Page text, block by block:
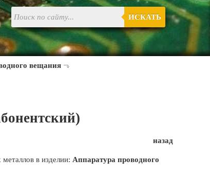
ИСКАТЬ
вещания
назад
в изделии: Аппаратура проводного